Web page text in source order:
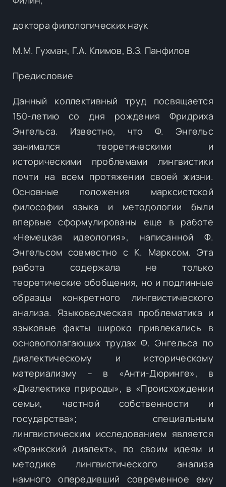
доктора филологических наук
М.М. Гухман, Г.А. Климов, В.З. Панфилов
Предисловие
Данный коллективный труд посвящается
150-летию со дня рождения Фридриха
Энгельса. Известно, что Ф. Энгельс
занимался теоретическими и
историческими проблемами лингвистики
почти на всем протяжении своей жизни.
Основные положения марксистской
философии языка и методологии были
впервые сформулированы еще в работе
«Немецкая идеология», написанной Ф.
Энгельсом совместно с К. Марксом. Эта
работа содержала не только
теоретические обобщения, но и подлинные
образцы конкретного лингвистического
анализа. Языковедческая проблематика и
языковые факты широко привлекались в
основополагающих трудах Ф. Энгельса по
диалектическому и историческому
материализму – в «Анти-Дюринге», в
«Диалектике природы», в «Происхождении
семьи, частной собственности и
государства»; специальным
лингвистическим исследованием является
«Франкский диалект», по своим идеям и
методике лингвистического анализа
намного опередивший современное ему